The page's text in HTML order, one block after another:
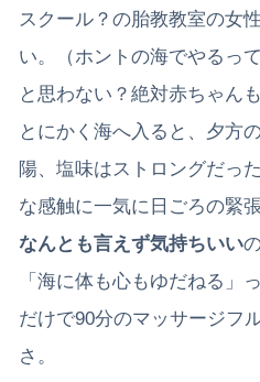
スクール？の胎教教室の女
い。（ホントの海でやるっ
と思わない？絶対赤ちゃん
とにかく海へ入ると、夕方
陽、塩味はストロングだっ
な感触に一気に日ごろの緊
なんとも言えず気持ちいい
「海に体も心もゆだねる」
だけで90分のマッサージフ
さ。